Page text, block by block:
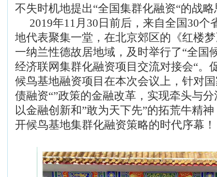
不失时机地提出“全国集群化融资“的战
2019年11月30日前后，来自全国30个
地代表聚集一堂，在北京郊区的《红楼
一纳兰性德故居地域，及时举行了“全国
经济联网集群化融资项目交流对接会“。
候鸟基地融资项目在本次会议上，针对
债融资“”政策的金融改革，实现牵头与
以金融创新和”敢为天下先”的拓荒牛精
开候鸟基地集群化融资策略的时代序幕！